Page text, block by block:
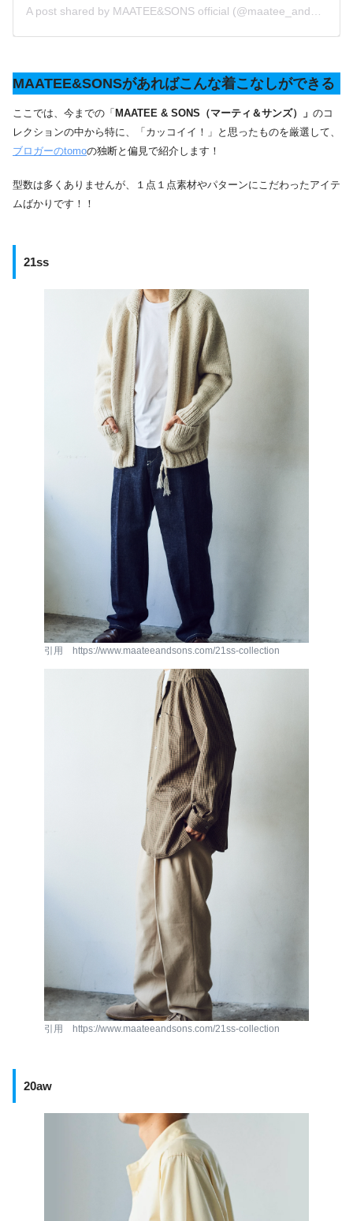
MAATEE&SONSがあればこんな着こなしができる
ここでは、今までの「 MAATEE & SONS（マーティ＆サンズ）」 のコ
レクションの中から特に、「カッコイイ！」と思ったものを厳選して、
ブロガーのtomoの独断と偏見で紹介します！
型数は多くありませんが、１点１点素材やパターンにこだわったアイテ
ムばかりです！！
21ss
引用 https://www.maateeandsons.com/21ss-collection
引用 https://www.maateeandsons.com/21ss-collection
20aw